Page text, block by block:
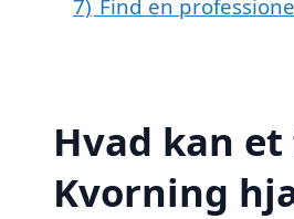
7) Find en
Hvad kan
Kvorning